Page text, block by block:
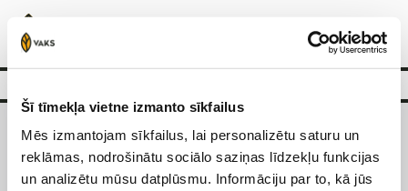
Šī tīmekļa vietne izmanto sīkfailus
Mēs izmantojam sīkfailus, lai personalizētu saturu un
reklāmas, nodrošinātu sociālo saziņas līdzekļu funkcijas
un analizētu mūsu datplūsmu. Informāciju par to, kā jūs